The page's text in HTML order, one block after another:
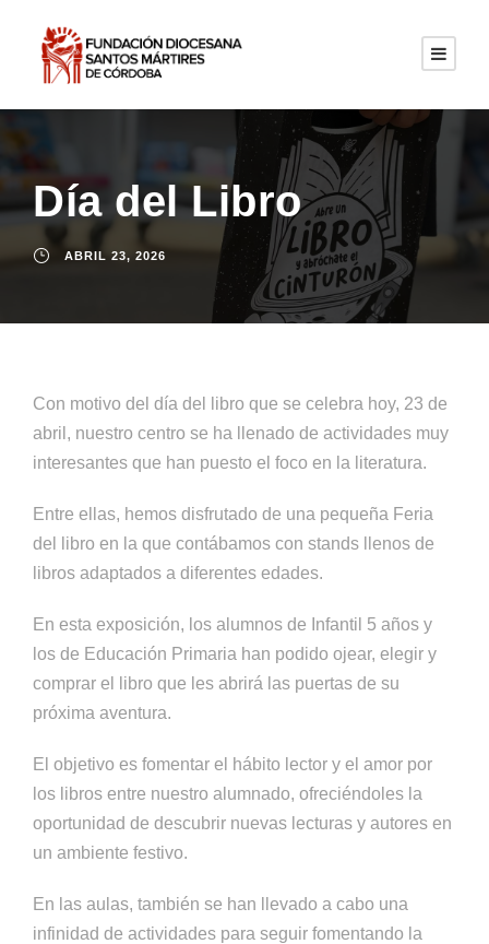
Día del Libro
ABRIL 23, 2026
Con motivo del día del libro que se celebra hoy, 23 de
abril, nuestro centro se ha llenado de actividades muy
interesantes que han puesto el foco en la literatura.
Entre ellas, hemos disfrutado de una pequeña Feria
del libro en la que contábamos con stands llenos de
libros adaptados a diferentes edades.
En esta exposición, los alumnos de Infantil 5 años y
los de Educación Primaria han podido ojear, elegir y
comprar el libro que les abrirá las puertas de su
próxima aventura.
El objetivo es fomentar el hábito lector y el amor por
los libros entre nuestro alumnado, ofreciéndoles la
oportunidad de descubrir nuevas lecturas y autores en
un ambiente festivo.
En las aulas, también se han llevado a cabo una
infinidad de actividades para seguir fomentando la